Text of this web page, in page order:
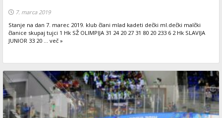
7. marca 2019
Stanje na dan 7. marec 2019. klub člani mlad kadeti dečki ml.dečki malčki
članice skupaj tujci 1 Hk SŽ OLIMPIJA 31 24 20 27 31 80 20 233 6 2 Hk SLAVIJA
JUNIOR 33 20 ... več »